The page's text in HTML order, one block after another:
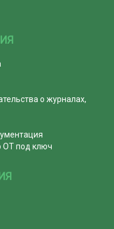
о журналах,
ОТ под ключ